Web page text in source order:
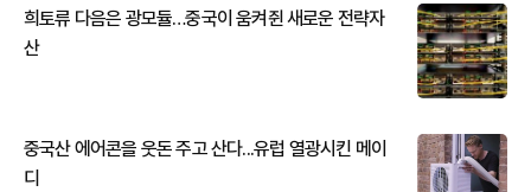
희토류 다음은 광모듈…중국이 움켜쥔 새로운 전략자
산
중국산 에어콘을 웃돈 주고 산다...유럽 열광시킨 메이
디